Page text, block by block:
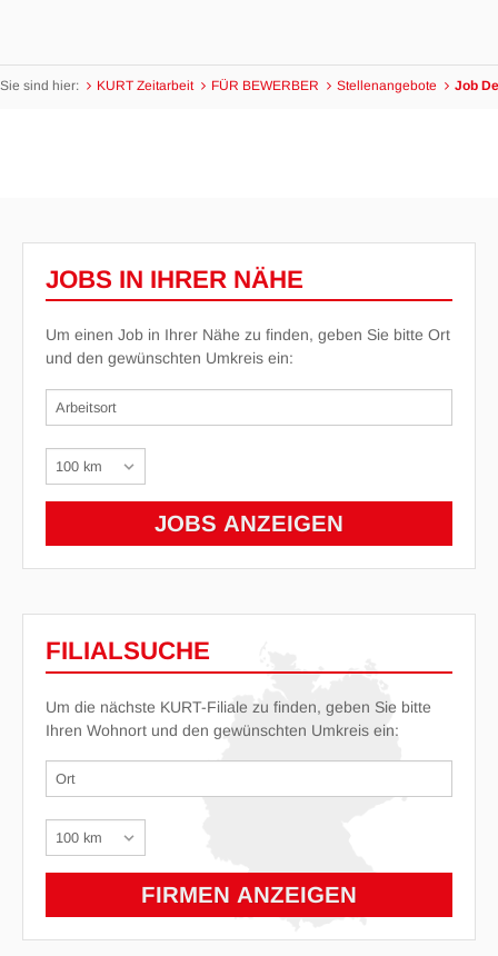
Sie sind hier: KURT Zeitarbeit FÜR BEWERBER Stellen­­angebote Job
JOBS IN IHRER NÄHE
Um einen Job in Ihrer Nähe zu finden, geben Sie bitte Ort
und den gewünschten Umkreis ein:
FILIALSUCHE
Um die nächste KURT-Filiale zu finden, geben Sie bitte
Ihren Wohnort und den gewünschten Umkreis ein: